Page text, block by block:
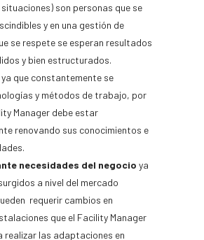
son personas que se
y en una gestión de
se respete se esperan resultados
y bien estructurados.
ya que constantemente se
y métodos de trabajo, por
Manager debe estar
renovando sus conocimientos e
necesidades del negocio ya
a nivel del mercado
requerir cambios en
que el Facility Manager
realizar las adaptaciones en